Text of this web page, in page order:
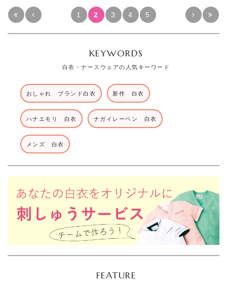
1 2 3 4 5
KEYWORDS
白衣・ナースウェアの人気キーワード
おしゃれ ブランド白衣 新作 白衣
ハナエモリ 白衣 ナガイレーベン 白衣
メンズ 白衣
FEATURE